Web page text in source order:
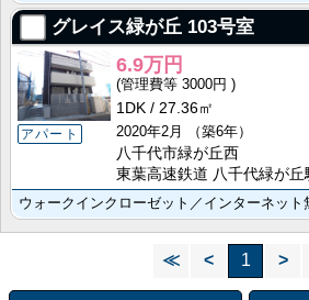
グレイス緑が丘 103号室
アパート
6.9万円
3000円
1DK
27.36㎡
2020年2月
（築6年）
八千代市緑が丘西
東葉高速鉄道 八千代緑が丘
≪ < 1 >